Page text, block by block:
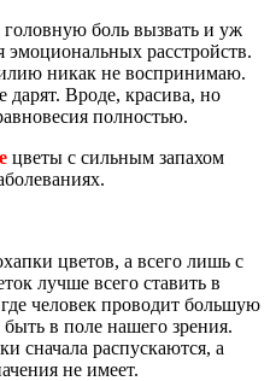
боль вызвать и уж
эмоциональных расстройств.
никак не воспринимаю.
дарят. Вроде, красива, но
полностью.
цветы с сильным запахом
цветов, а всего лишь с
лучше всего ставить в
человек проводит большую
в поле нашего зрения.
сначала распускаются, а
не имеет.